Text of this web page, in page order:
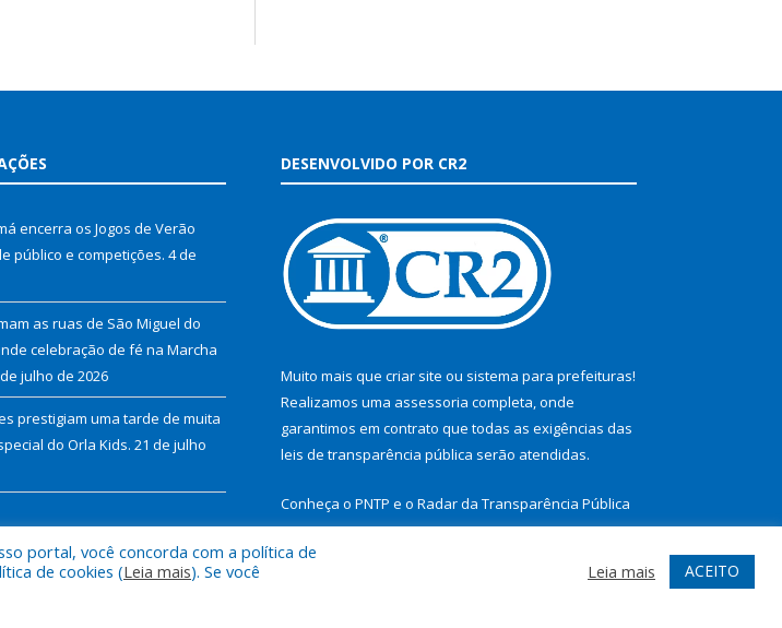
encerra os Jogos de Verão
público e competições. 4 de
as ruas de São Miguel do
celebração de fé na Marcha
julho de 2026
prestigiam uma tarde de muita
do Orla Kids. 21 de julho
DESENVOLVIDO POR CR2
Muito mais que criar site ou sistema para prefeituras!
Realizamos uma assessoria completa, onde
garantimos em contrato que todas as exigências das
leis de transparência pública serão atendidas.
Conheça o PNTP e o Radar da Transparência Pública
portal, você concorda com a política de
de cookies (Leia mais). Se você
Leia mais ACEITO